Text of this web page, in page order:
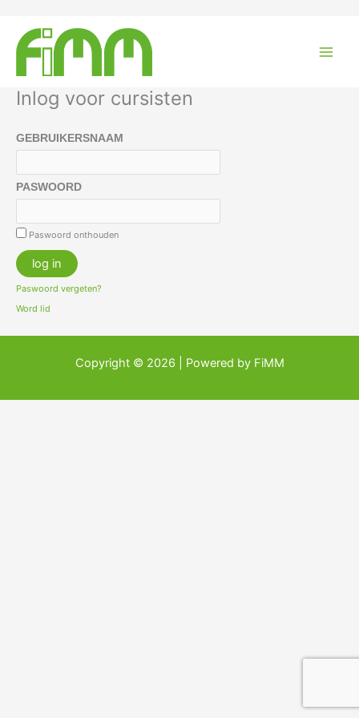
naar
inhoud
Inlog voor cursisten
GEBRUIKERSNAAM
PASWOORD
Paswoord onthouden
Paswoord vergeten?
Word lid
Copyright © 2026 | Powered by FiMM